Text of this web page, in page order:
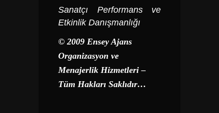
Sanatçı Performans ve
Etkinlik Danışmanlığı
© 2009 Ensey Ajans
Organizasyon ve
Menajerlik Hizmetleri –
Tüm Hakları Saklıdır…